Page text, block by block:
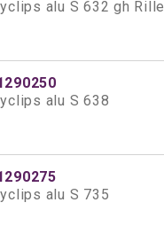
alu S 632 gh Rille
alu S 638
alu S 735